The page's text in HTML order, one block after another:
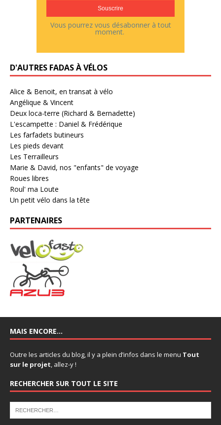
Vous pourrez vous désabonner à tout
moment.
D'AUTRES FADAS À VÉLOS
Alice & Benoit, en transat à vélo
Angélique & Vincent
Deux loca-terre (Richard & Bernadette)
L'escampette : Daniel & Frédérique
Les farfadets butineurs
Les pieds devant
Les Terrailleurs
Marie & David, nos "enfants" de voyage
Roues libres
Roul' ma Loute
Un petit vélo dans la tête
PARTENAIRES
MAIS ENCORE…
Outre les articles du blog, il y a plein d’infos dans le menu Tout
sur le projet, allez-y !
RECHERCHER SUR TOUT LE SITE